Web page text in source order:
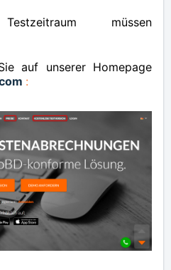
müssen
auf unserer Homepage
: